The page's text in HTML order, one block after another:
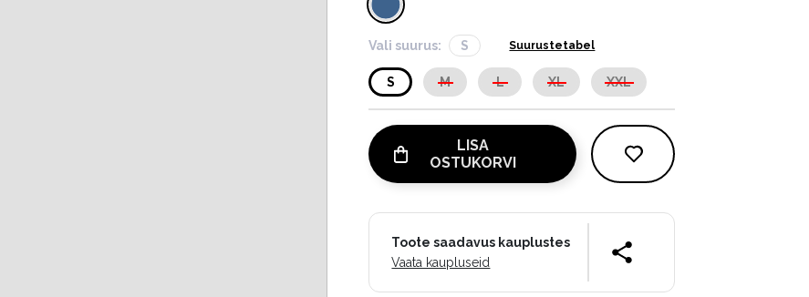
Vali suurus: S Suurustetabel
S M L XL XXL
LISA
OSTUKORVI
Toote saadavus kauplustes
Vaata kaupluseid